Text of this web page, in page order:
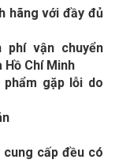
hãng với đầy đủ
phí vận chuyển
Chí Minh
phẩm gặp lỗi do
cấp đều có